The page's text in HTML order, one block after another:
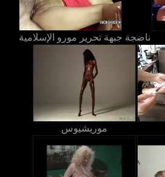
ناضجة جبهة تحرير مورو الإسلامية
موريشيوس